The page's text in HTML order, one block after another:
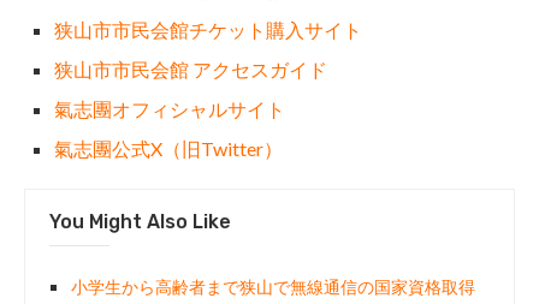
狭山市市民会館チケット購入サイト
狭山市市民会館 アクセスガイド
氣志團オフィシャルサイト
氣志團公式X（旧Twitter）
You Might Also Like
小学生から高齢者まで狭山で無線通信の国家資格取得